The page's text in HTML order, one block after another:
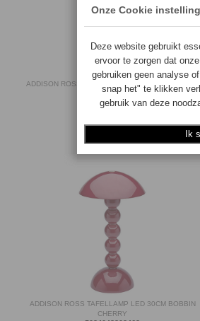
ADDISON ROSS TAFELLAMP LED 28CM SCALLOP
WHITE
5024043203377
ADDISON ROSS TAFELLAMP LED 30CM BOBBIN
CHERRY